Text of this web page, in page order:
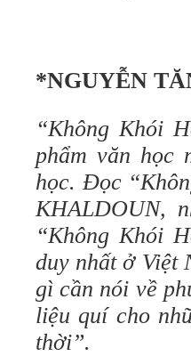
*NGUYỄN
“Không Khói
phẩm văn học
học. Đọc
KHALDOUN,
“Không Khói
duy nhất ở Việt
gì cần nói về
liệu quí cho
thời”.